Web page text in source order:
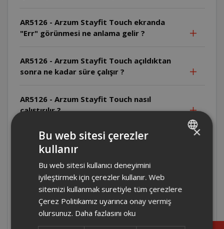
AR5126 - Arzum Stayfit Touch ekranda
"Err" görünmesi ne anlama gelir ?
AR5126 - Arzum Stayfit Touch açıldıktan
sonra ne kadar süre çalışır ?
AR5126 - Arzum Stayfit Touch nasıl
çalıştırılır ?
AR5126 - Arzum Stayfit Touch pil gerektirir
AR5126 - Arzum Stayfit Touch kullanım
ömrü ne kadardır ?
AR5126 - Arzum Stayfit Touch hangi ağırlık
birimlerini destekler ?
×
Bu web sitesi çerezler
kullanır
Bu web sitesi kullanıcı deneyimini
iyileştirmek için çerezler kullanır. Web
sitemizi kullanmak suretiyle tüm çerezlere
Çerez Politikamız uyarınca onay vermiş
olursunuz. Daha fazlasını oku